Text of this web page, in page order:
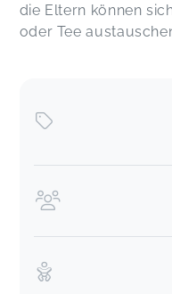
die Eltern können
oder Tee